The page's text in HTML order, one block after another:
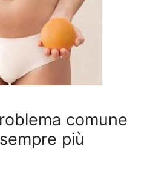
comune
più